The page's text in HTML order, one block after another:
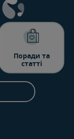
Поради та
статті